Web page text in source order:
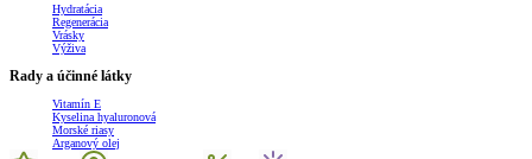
Hydratácia
Regenerácia
Vrásky
Výživa
Rady a účinné látky
Vitamín E
Kyselina hyaluronová
Morské riasy
Arganový olej